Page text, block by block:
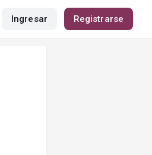
Ingresar Registrarse